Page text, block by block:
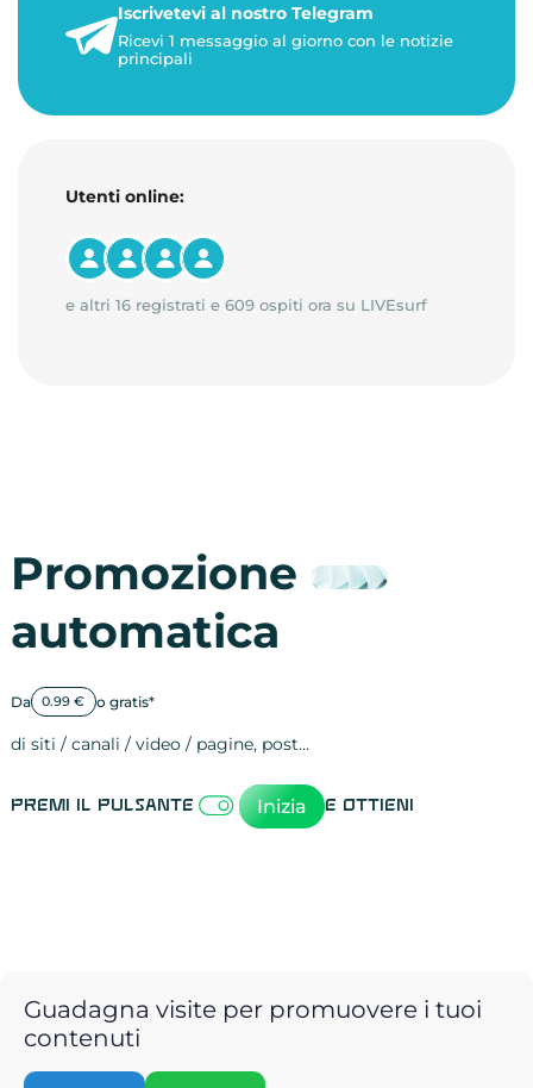
1 minuto di letturaIscrivetevi al nostro Telegram
Ricevi 1 messaggio al giorno con le notizie
principali
Utenti online:
e altri 16 registrati e 609 ospiti ora su LIVEsurf
Promozione
automatica
Da 0.99 € o gratis*
di siti / canali / video / pagine, post…
Premi il pulsante Inizia e ottieni
Guadagna visite per promuovere i tuoi
contenuti